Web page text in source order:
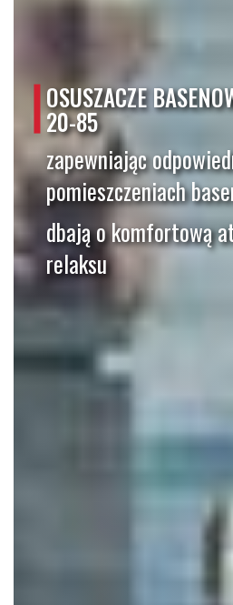
OSUSZACZE
20-85
zapewniając
pomieszczeniach
dbają o komfortową
relaksu